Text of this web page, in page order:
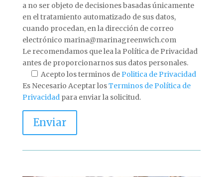
a no ser objeto de decisiones basadas únicamente
en el tratamiento automatizado de sus datos,
cuando procedan, en la dirección de correo
electrónico marina@marinagreenwich.com
Le recomendamos que lea la Política de Privacidad
antes de proporcionarnos sus datos personales.
Acepto los terminos dePolitica de Privacidad
Es Necesario Aceptar losTerminos de Política de
Privacidad para enviar la solicitud.
Enviar